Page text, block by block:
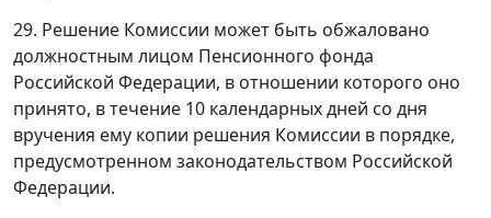
29. Решение Комиссии может быть обжаловано
должностным лицом Пенсионного фонда
Российской Федерации, в отношении которого оно
принято, в течение 10 календарных дней со дня
вручения ему копии решения Комиссии в порядке,
предусмотренном законодательством Российской
Федерации.